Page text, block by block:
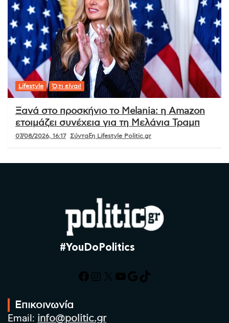
Lifestyle Ό,τι είναι!
Ξανά στο προσκήνιο το Melania: η Amazon
ετοιμάζει συνέχεια για τη Μελάνια Τραμπ
07/08/2026, 16:17 Σύνταξη Lifestyle Politic.gr
#YouDoPolitics
Facebook
Instagram
X YouTube
Google
TikTok
Επικοινωνία
Email: info@politic.gr